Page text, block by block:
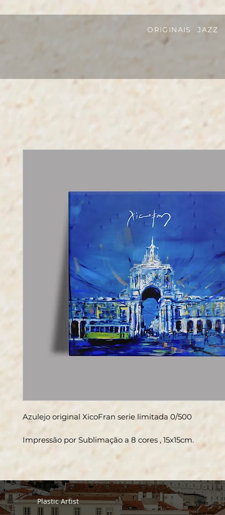
ORIGINAIS JAZZ
Azulejo original XicoFran serie limitada 0/500
Impressão por Sublimação a 8 cores , 15x15cm.
Plastic Artist